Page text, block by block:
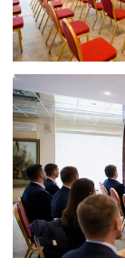
+7
Многолетний опыт
событий в «Парк
безупречно
просто пауза, а
мероприятия.
Мы создаём
паузы, которые
конференции,
поддерживая
Кофе - брейк